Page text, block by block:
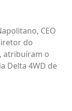
CEO
do
atribuíram o
Delta 4WD de